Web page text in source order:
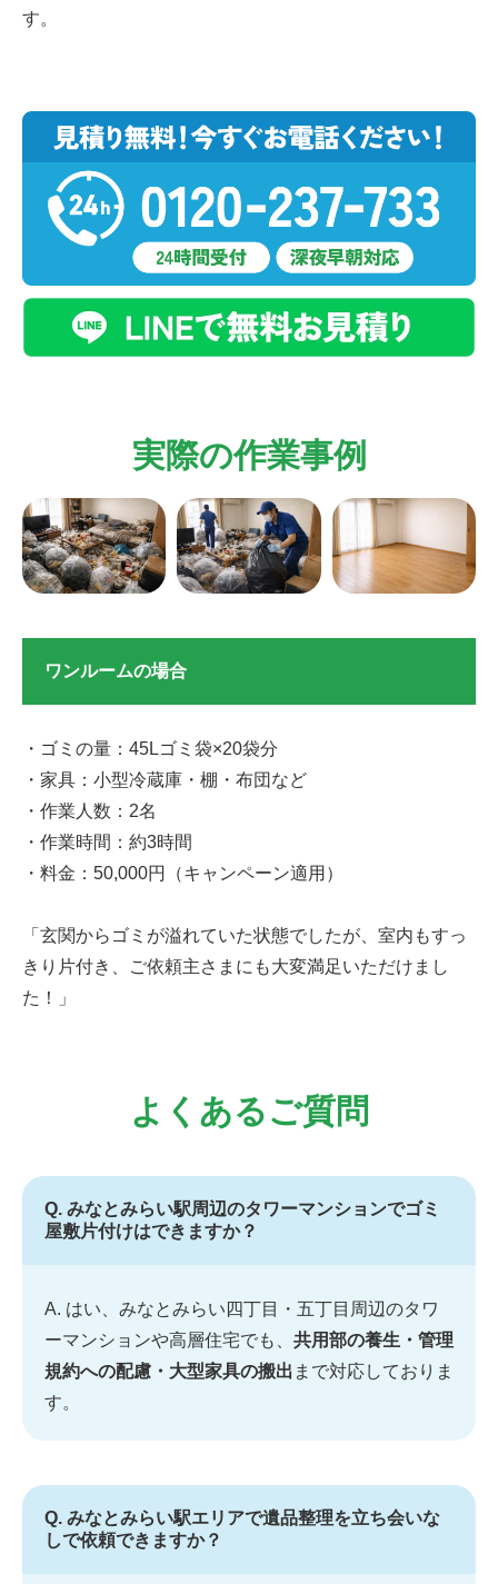
す。
実際の作業事例
ワンルームの場合
・ゴミの量：45Lゴミ袋×20袋分
・家具：小型冷蔵庫・棚・布団など
・作業人数：2名
・作業時間：約3時間
・料金：50,000円（キャンペーン適用）
「玄関からゴミが溢れていた状態でしたが、室内もすっ
きり片付き、ご依頼主さまにも大変満足いただけまし
た！」
よくあるご質問
Q. みなとみらい駅周辺のタワーマンションでゴミ
屋敷片付けはできますか？
A. はい、みなとみらい四丁目・五丁目周辺のタワ
ーマンションや高層住宅でも、 共用部の養生・管理
規約への配慮・大型家具の搬出 まで対応しておりま
す。
Q. みなとみらい駅エリアで遺品整理を立ち会いな
しで依頼できますか？